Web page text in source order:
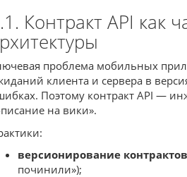
Контракт API как
проблема мобильных
клиента и сервера в
Поэтому контракт API —
на вики».
версионирование контрактов
починили»);